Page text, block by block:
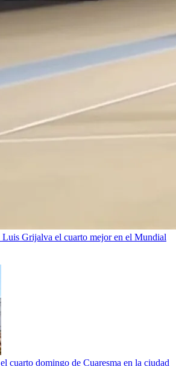
Luis Grijalva el cuarto mejor en el Mundial
cuarto domingo de Cuaresma en la ciudad